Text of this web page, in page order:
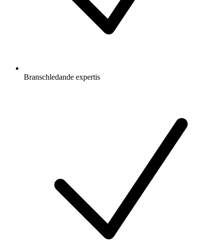
Branschledande expertis